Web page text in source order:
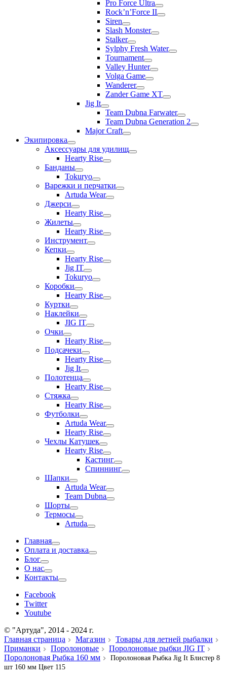
Pro Force Ultra
Rock’n’Force II
Siren
Slash Monster
Stalker
Sylphy Fresh Water
Tournament
Valley Hunter
Volga Game
Wanderer
Zander Game XT
Jig It
Team Dubna Farwater
Team Dubna Generation 2
Major Craft
Экипировка
Аксессуары для удилищ
Hearty Rise
Банданы
Tokuryo
Варежки и перчатки
Artuda Wear
Джерси
Hearty Rise
Жилеты
Hearty Rise
Инструмент
Кепки
Hearty Rise
Jig IT
Tokuryo
Коробки
Hearty Rise
Куртки
Наклейки
JIG IT
Очки
Hearty Rise
Подсачеки
Hearty Rise
Jig It
Полотенца
Hearty Rise
Стяжка
Hearty Rise
Футболки
Artuda Wear
Hearty Rise
Чехлы Катушек
Hearty Rise
Кастинг
Спиннинг
Шапки
Artuda Wear
Team Dubna
Шорты
Термосы
Artuda
Главная
Оплата и доставка
Блог
О нас
Контакты
Facebook
Twitter
Youtube
© "Артуда", 2014 - 2024 г.
Главная страница
Магазин
Товары для летней рыбалки
Приманки
Поролоновые
Поролоновые рыбки JIG IT
Поролоновая Рыбка 160 мм
Поролоновая Рыбка Jig It Блистер 8
шт 160 мм Цвет 115